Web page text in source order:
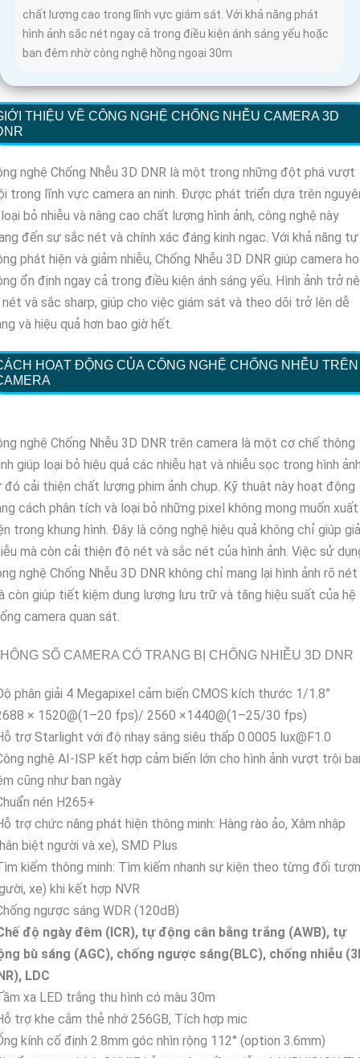
chất lượng cao trong lĩnh vực giám sát. Với khả năng phát
hình ảnh sắc nét ngay cả trong điều kiện ánh sáng yếu hoặc
ban đêm nhờ công nghệ hồng ngoại 30m
THIỆU VỀ CÔNG NGHỆ CHỐNG NHỄU CAMERA 3D
nghệ Chống Nhễu 3D DNR là một trong những đột phá vượt
trong lĩnh vực camera an ninh. Được phát triển dựa trên
bỏ nhiễu và nâng cao chất lượng hình ảnh, công nghệ này
đến sự sắc nét và chính xác đáng kinh ngạc. Với khả năng tự
phát hiện và giảm nhiễu, Chống Nhễu 3D DNR giúp camera
ổn định ngay cả trong điều kiện ánh sáng yếu. Hình ảnh trở
nét và sắc sharp, giúp cho việc giám sát và theo dõi trở lên dễ
và hiệu quả hơn bao giờ hết.
HOẠT ĐỘNG CỦA CÔNG NGHỆ CHỐNG NHỄU TRÊN
nghệ Chống Nhễu 3D DNR trên camera là một cơ chế thông
giúp loại bỏ hiệu quả các nhiễu hạt và nhiễu sọc trong hình
cải thiện chất lượng phim ảnh chụp. Kỹ thuật này hoạt động
cách phân tích và loại bỏ những pixel không mong muốn xuất
trong khung hình. Đây là công nghệ hiệu quả không chỉ giúp
mà còn cải thiện độ nét và sắc nét của hình ảnh. Việc sử
nghệ Chống Nhễu 3D DNR không chỉ mang lại hình ảnh rõ nét
còn giúp tiết kiệm dung lượng lưu trữ và tăng hiệu suất của hệ
camera quan sát.
SỐ CAMERA CÓ TRANG BỊ CHỐNG NHIỄU 3D DNR
phân giải 4 Megapixel cảm biến CMOS kích thước 1/1.8”
× 1520@(1–20 fps)/ 2560 ×1440@(1–25/30 fps)
trợ Starlight với độ nhạy sáng siêu thấp 0.0005 lux@F1.0
nghệ AI-ISP kết hợp cảm biến lớn cho hình ảnh vượt trội
cũng như ban ngày
nén H265+
trợ chức năng phát hiện thông minh: Hàng rào ảo, Xâm nhập
biệt người và xe), SMD Plus
kiếm thông minh: Tìm kiếm nhanh sự kiện theo từng đối
xe) khi kết hợp NVR
ngược sáng WDR (120dB)
độ ngày đêm (ICR), tự động cân bằng trắng (AWB), tự
bù sáng (AGC), chống ngược sáng(BLC), chống nhiễu
LDC
xa LED trắng thu hình có màu 30m
trợ khe cắm thẻ nhớ 256GB, Tích hợp mic
kính cố định 2.8mm góc nhìn rộng 112° (option 3.6mm)